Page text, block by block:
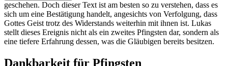
geschehen. Doch dieser Text ist am besten so zu verstehen, dass es
sich um eine Bestätigung handelt, angesichts von Verfolgung, dass
Gottes Geist trotz des Widerstands weiterhin mit ihnen ist. Lukas
stellt dieses Ereignis nicht als ein zweites Pfingsten dar, sondern als
eine tiefere Erfahrung dessen, was die Gläubigen bereits besitzen.
Dankbarkeit für Pfingsten